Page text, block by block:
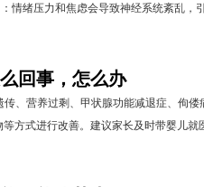
情绪压力和焦虑会导致神经系统紊乱，
回事，怎么办
传、营养过剩、甲状腺功能减退症、佝
方式进行改善。建议家长及时带婴儿就